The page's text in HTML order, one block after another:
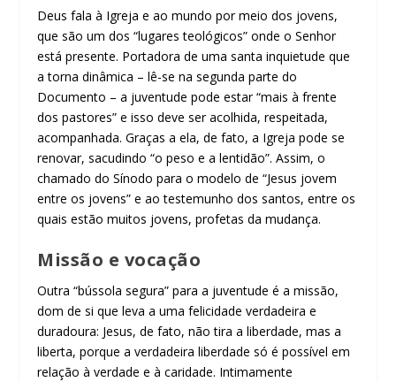
Deus fala à Igreja e ao mundo por meio dos jovens,
que são um dos “lugares teológicos” onde o Senhor
está presente. Portadora de uma santa inquietude que
a torna dinâmica – lê-se na segunda parte do
Documento – a juventude pode estar “mais à frente
dos pastores” e isso deve ser acolhida, respeitada,
acompanhada. Graças a ela, de fato, a Igreja pode se
renovar, sacudindo “o peso e a lentidão”. Assim, o
chamado do Sínodo para o modelo de “Jesus jovem
entre os jovens” e ao testemunho dos santos, entre os
quais estão muitos jovens, profetas da mudança.
Missão e vocação
Outra “bússola segura” para a juventude é a missão,
dom de si que leva a uma felicidade verdadeira e
duradoura: Jesus, de fato, não tira a liberdade, mas a
liberta, porque a verdadeira liberdade só é possível em
relação à verdade e à caridade. Intimamente